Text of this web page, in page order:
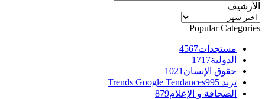
الأرشيف
الأرشيف
Popular Categories
مستجدات4567
الدولية1717
حقوق الإنسان 1021
ترند Trends Google Tendances 995
الصحافة و الإعلام879